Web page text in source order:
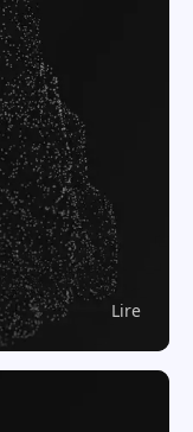
Lire